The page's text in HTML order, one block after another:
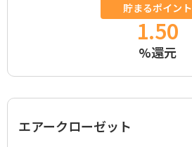
貯まるポイント
1.50
%還元
エアークローゼット